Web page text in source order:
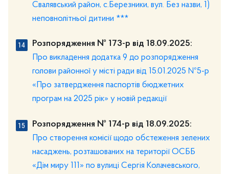
Свалявський район, с.Березники, вул. Без назви, 1)
неповнолітньої дитини ***
Розпорядження № 173-р від 18.09.2025:
Про викладення додатка 9 до розпорядження
голови районної у місті ради від 15.01.2025 №5-р
«Про затвердження паспортів бюджетних
програм на 2025 рік» у новій редакції
Розпорядження № 174-р від 18.09.2025:
Про створення комісії щодо обстеження зелених
насаджень, розташованих на території ОСББ
«Дім миру 111» по вулиці Сергія Колачевського,